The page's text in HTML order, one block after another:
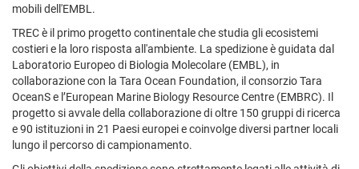
mobili dell'EMBL.
TREC è il primo progetto continentale che studia gli ecosistemi
costieri e la loro risposta all'ambiente. La spedizione è guidata dal
Laboratorio Europeo di Biologia Molecolare (EMBL), in
collaborazione con la Tara Ocean Foundation, il consorzio Tara
OceanS e l’European Marine Biology Resource Centre (EMBRC). Il
progetto si avvale della collaborazione di oltre 150 gruppi di ricerca
e 90 istituzioni in 21 Paesi europei e coinvolge diversi partner locali
lungo il percorso di campionamento.